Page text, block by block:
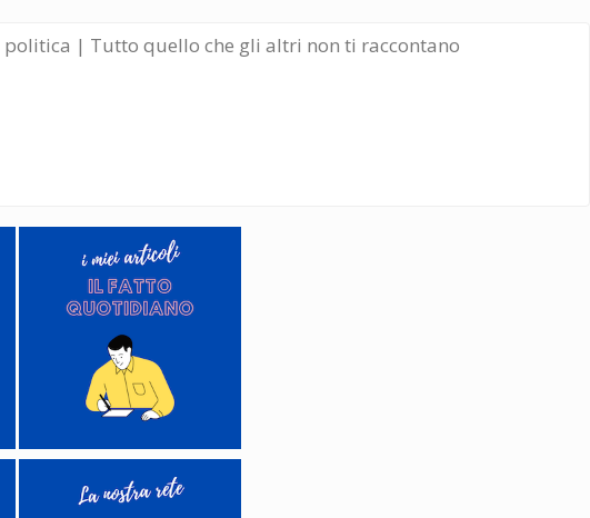
politica | Tutto quello che gli altri non ti raccontano